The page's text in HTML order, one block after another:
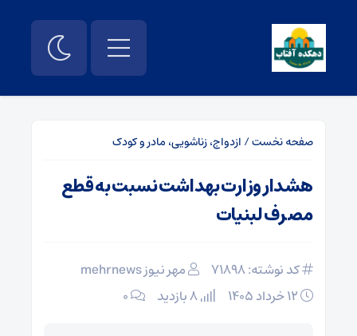
صفحه نخست/ ازدواج، زناشویی، مادر و کودک
هشدار وزارت بهداشت نسبت به قطع
مصرف لبنیات
کد نوشته: 71898
مهر نیوز mehrnews
۰